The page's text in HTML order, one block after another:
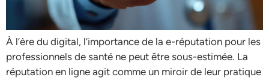
À l’ère du digital, l’importance de la e-réputation pour les
professionnels de santé ne peut être sous-estimée. La
réputation en ligne agit comme un miroir de leur pratique